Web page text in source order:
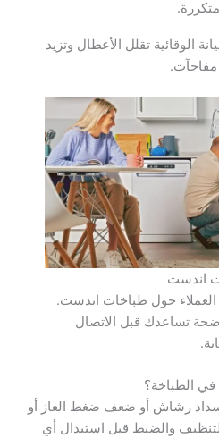
الوقائية تقلل الأعطال وتزيد
مفاجآت.
اندست
العملاء حول طباخات اندست.
تساعدك قبل الاتصال
الطباخة؟
رشاش أو ضعف ضغط الغاز أو
والضبط قبل استبدال أي